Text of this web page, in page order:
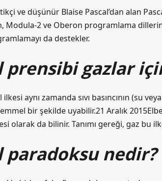
ve düşünür Blaise Pascal’dan alan
Modula-2 ve Oberon programlama
da destekler.
prensibi gazlar
aynı zamanda sıvı basıncının (su
bir şekilde uyabilir.21 Aralık
olarak da bilinir. Tanımı gereği, gaz bu
paradoksu nedir?